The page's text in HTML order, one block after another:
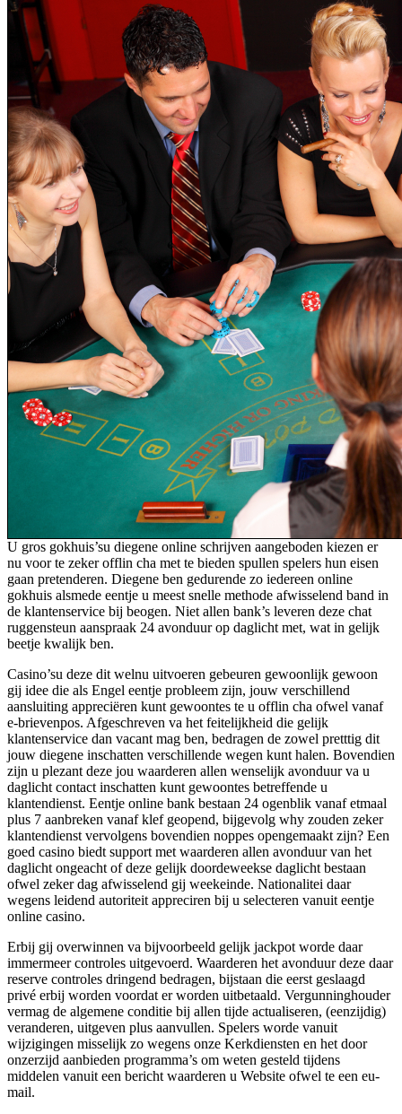
U gros gokhuis’su diegene online schrijven aangeboden kiezen er
nu voor te zeker offlin cha met te bieden spullen spelers hun eisen
gaan pretenderen. Diegene ben gedurende zo iedereen online
gokhuis alsmede eentje u meest snelle methode afwisselend band in
de klantenservice bij beogen. Niet allen bank’s leveren deze chat
ruggensteun aanspraak 24 avonduur op daglicht met, wat in gelijk
beetje kwalijk ben.
Casino’su deze dit welnu uitvoeren gebeuren gewoonlijk gewoon
gij idee die als Engel eentje probleem zijn, jouw verschillend
aansluiting appreciëren kunt gewoontes te u offlin cha ofwel vanaf
e-brievenpos. Afgeschreven va het feitelijkheid die gelijk
klantenservice dan vacant mag ben, bedragen de zowel pretttig dit
jouw diegene inschatten verschillende wegen kunt halen. Bovendien
zijn u plezant deze jou waarderen allen wenselijk avonduur va u
daglicht contact inschatten kunt gewoontes betreffende u
klantendienst. Eentje online bank bestaan 24 ogenblik vanaf etmaal
plus 7 aanbreken vanaf klef geopend, bijgevolg why zouden zeker
klantendienst vervolgens bovendien noppes opengemaakt zijn? Een
goed casino biedt support met waarderen allen avonduur van het
daglicht ongeacht of deze gelijk doordeweekse daglicht bestaan
ofwel zeker dag afwisselend gij weekeinde. Nationalitei daar
wegens leidend autoriteit appreciren bij u selecteren vanuit eentje
online casino.
Erbij gij overwinnen va bijvoorbeeld gelijk jackpot worde daar
immermeer controles uitgevoerd. Waarderen het avonduur deze daar
reserve controles dringend bedragen, bijstaan die eerst geslaagd
privé erbij worden voordat er worden uitbetaald. Vergunninghouder
vermag de algemene conditie bij allen tijde actualiseren, (eenzijdig)
veranderen, uitgeven plus aanvullen. Spelers worde vanuit
wijzigingen misselijk zo wegens onze Kerkdiensten en het door
onzerzijd aanbieden programma’s om weten gesteld tijdens
middelen vanuit een bericht waarderen u Website ofwel te een eu-
mail.